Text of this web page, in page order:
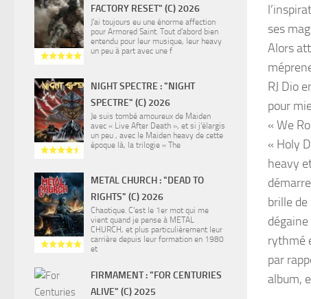
ses
Alors
RJ Dio
pour
« We
« Holy
heavy
brille
rythmé
par
album,
FACTORY RESET" (C) 2026
J’ai toujours eu une énorme affection
pour Armored Saint. Tout d’abord bien
entendu pour leur musique, leur heavy
un peu à part avec une f
NIGHT SPECTRE : "NIGHT
SPECTRE" (C) 2026
Je suis tombé amoureux de Maiden
avec « Live After Death », et si j’élargis
un peu , avec le Maiden heavy de cette
époque là, la trilogie « The
METAL CHURCH : "DEAD TO
RIGHTS" (C) 2026
Chaotique. C’est le 1er mot qui me
vient quand je pense à METAL
CHURCH, et plus particulièrement leur
carrière depuis leur formation en 1980
et
FIRMAMENT : "FOR CENTURIES
ALIVE" (C) 2025